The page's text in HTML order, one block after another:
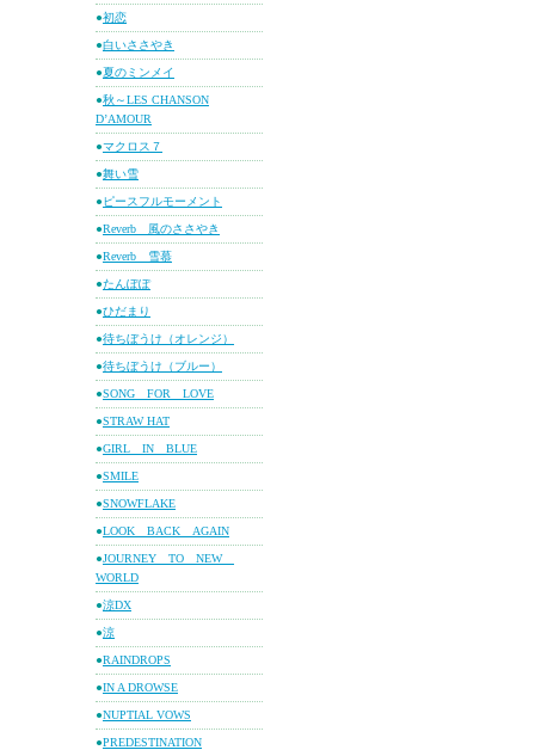
●初恋
●白いささやき
●夏のミンメイ
●秋～LES CHANSON
D’AMOUR
●マクロス７
●舞い雪
●ピースフルモーメント
●Reverb 風のささやき
●Reverb 雪慕
●たんぽぽ
●ひだまり
●待ちぼうけ（オレンジ）
●待ちぼうけ（ブルー）
●SONG FOR LOVE
●STRAW HAT
●GIRL IN BLUE
●SMILE
●SNOWFLAKE
●LOOK BACK AGAIN
●JOURNEY TO NEW
WORLD
●涼DX
●涼
●RAINDROPS
●IN A DROWSE
●NUPTIAL VOWS
●PREDESTINATION